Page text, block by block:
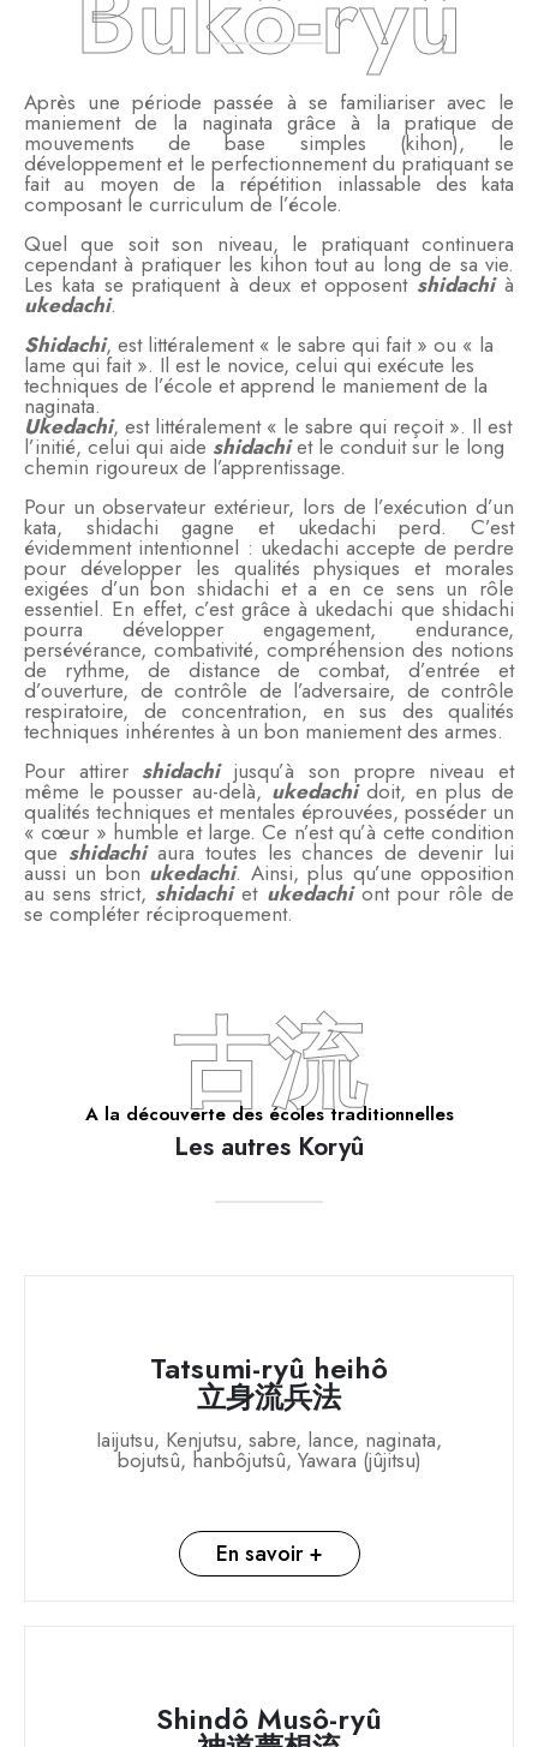
Après une période passée à se familiariser avec le
maniement de la naginata grâce à la pratique de
mouvements de base simples (kihon), le
développement et le perfectionnement du pratiquant se
fait au moyen de la répétition inlassable des kata
composant le curriculum de l’école.
Quel que soit son niveau, le pratiquant continuera
cependant à pratiquer les kihon tout au long de sa vie.
Les kata se pratiquent à deux et opposentshidachià
ukedachi.
Shidachi, est littéralement « le sabre qui fait » ou « la
lame qui fait ». Il est le novice, celui qui exécute les
techniques de l’école et apprend le maniement de la
naginata.
Ukedachi, est littéralement « le sabre qui reçoit ». Il est
l’initié, celui qui aide shidachiet le conduit sur le long
chemin rigoureux de l’apprentissage.
Pour un observateur extérieur, lors de l’exécution d’un
kata, shidachi gagne et ukedachi perd. C’est
évidemment intentionnel : ukedachi accepte de perdre
pour développer les qualités physiques et morales
exigées d’un bon shidachi et a en ce sens un rôle
essentiel. En effet, c’est grâce à ukedachi que shidachi
pourra développer engagement, endurance,
persévérance, combativité, compréhension des notions
de rythme, de distance de combat, d’entrée et
d’ouverture, de contrôle de l’adversaire, de contrôle
respiratoire, de concentration, en sus des qualités
techniques inhérentes à un bon maniement des armes.
Pour attirer shidachijusqu’à son propre niveau et
même le pousser au-delà,ukedachidoit, en plus de
qualités techniques et mentales éprouvées, posséder un
« cœur » humble et large. Ce n’est qu’à cette condition
que shidachi aura toutes les chances de devenir lui
aussi un bon ukedachi. Ainsi, plus qu’une opposition
au sens strict, shidachiet ukedachi ont pour rôle de
se compléter réciproquement.
A la découverte des écoles traditionnelles
Les autres Koryû
古流
Tatsumi-ryû heihô
立身流兵法
Iaijutsu, Kenjutsu, sabre, lance, naginata,
bojutsû, hanbôjutsû, Yawara (jûjitsu)
En savoir +
Shindô Musô-ryû